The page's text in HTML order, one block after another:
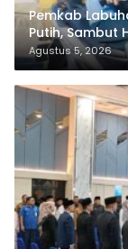
Pemkab
Putih, Sambut
Agustus 5, 2026